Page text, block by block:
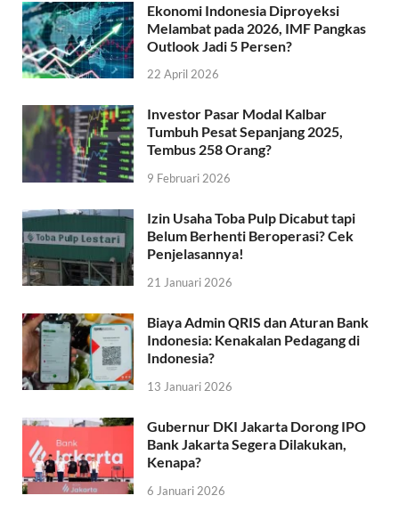
Ekonomi Indonesia Diproyeksi
Melambat pada 2026, IMF Pangkas
Outlook Jadi 5 Persen?
22 April 2026
Investor Pasar Modal Kalbar
Tumbuh Pesat Sepanjang 2025,
Tembus 258 Orang?
9 Februari 2026
Izin Usaha Toba Pulp Dicabut tapi
Belum Berhenti Beroperasi? Cek
Penjelasannya!
21 Januari 2026
Biaya Admin QRIS dan Aturan Bank
Indonesia: Kenakalan Pedagang di
Indonesia?
13 Januari 2026
Gubernur DKI Jakarta Dorong IPO
Bank Jakarta Segera Dilakukan,
Kenapa?
6 Januari 2026